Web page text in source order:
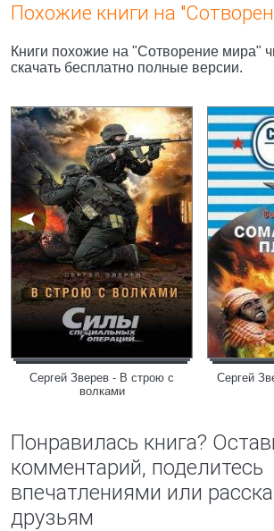
Похожие книги на
Книги похожие на "Сотворение мира"
скачать бесплатно полные версии.
Сергей Зверев - В строю с
волками
Сергей
Понравилась книга?
комментарий, поделитесь
впечатлениями или
друзьям